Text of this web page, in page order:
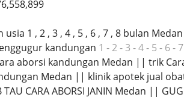
1 , 2 , 3 , 4 , 5 , 6 , 7 , 8 bulan
kandungan 1 - 2 - 3 - 4 - 5 - 6 -
aborsi kandungan Medan || trik
Medan || klinik apotek jual
CARA ABORSI JANIN Medan ||